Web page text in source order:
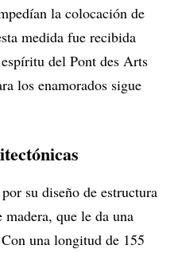
la colocación de
medida fue recibida
del Pont des Arts
los enamorados sigue
su diseño de estructura
que le da una
una longitud de 155